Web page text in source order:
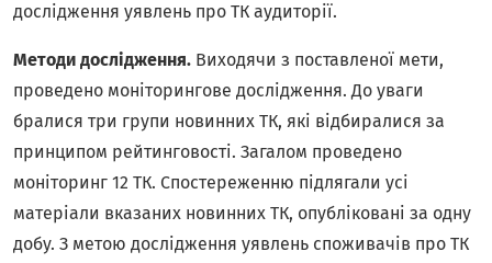
дослідження уявлень про ТК аудиторії.
Методи дослідження. Виходячи з поставленої мети,
проведено моніторингове дослідження. До уваги
бралися три групи новинних ТК, які відбиралися за
принципом рейтинговості. Загалом проведено
моніторинг 12 ТК. Спостереженню підлягали усі
матеріали вказаних новинних ТК, опубліковані за одну
добу. З метою дослідження уявлень споживачів про ТК